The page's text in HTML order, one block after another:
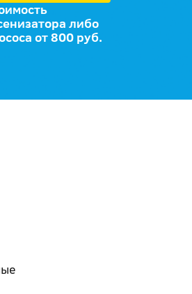
либо
от 800 руб.